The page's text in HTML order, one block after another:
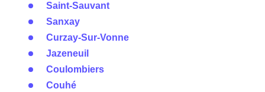
Saint-Sauvant
Sanxay
Curzay-Sur-Vonne
Jazeneuil
Coulombiers
Couhé